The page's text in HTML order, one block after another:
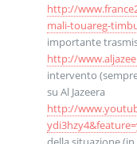
http://
mali-touareg-
importante
http://
intervento
su Al Jazeera
http://